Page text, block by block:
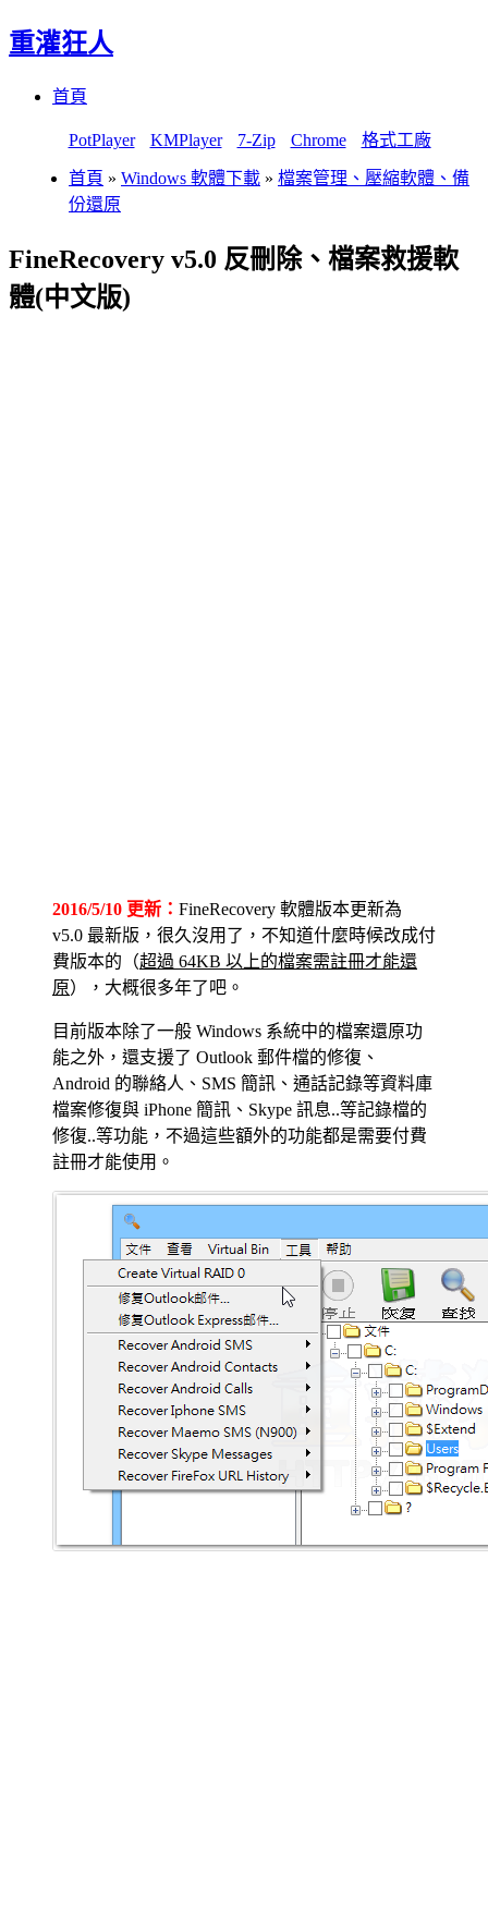
重灌狂人
首頁
PotPlayer KMPlayer 7-Zip Chrome 格式工廠
首頁 » Windows 軟體下載 » 檔案管理、壓縮軟體、備
份還原
FineRecovery v5.0 反刪除、檔案救援軟
體(中文版)
2016/5/10 更新： FineRecovery 軟體版本更新為
v5.0 最新版，很久沒用了，不知道什麼時候改成付
費版本的（超過 64KB 以上的檔案需註冊才能還
原），大概很多年了吧。
目前版本除了一般 Windows 系統中的檔案還原功
能之外，還支援了 Outlook 郵件檔的修復、
Android 的聯絡人、SMS 簡訊、通話記錄等資料庫
檔案修復與 iPhone 簡訊、Skype 訊息..等記錄檔的
修復..等功能，不過這些額外的功能都是需要付費
註冊才能使用。